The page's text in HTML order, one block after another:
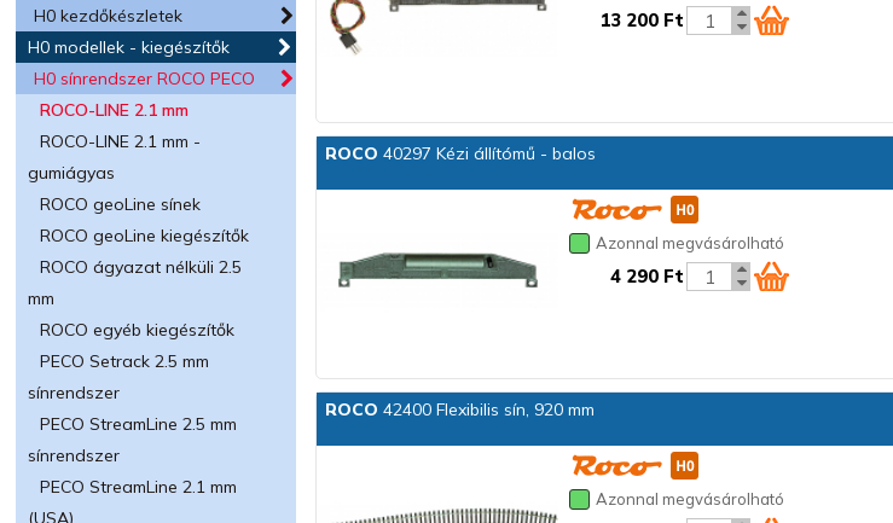
H0 kezdőkészletek
H0 modellek - kiegészítők
H0 sínrendszer ROCO PECO
ROCO-LINE 2.1 mm
ROCO-LINE 2.1 mm -
gumiágyas
ROCO geoLine sínek
ROCO geoLine kiegészítők
ROCO ágyazat nélküli 2.5
mm
ROCO egyéb kiegészítők
PECO Setrack 2.5 mm
sínrendszer
PECO StreamLine 2.5 mm
sínrendszer
PECO StreamLine 2.1 mm
(USA)
13 200 Ft
ROCO 40297 Kézi állítómű - balos
Azonnal megvásárolható
4 290 Ft
ROCO 42400 Flexibilis sín, 920 mm
Azonnal megvásárolható